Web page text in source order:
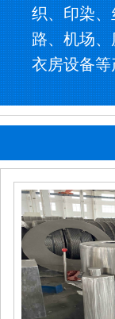
织、印染
路、机场
衣房设备等